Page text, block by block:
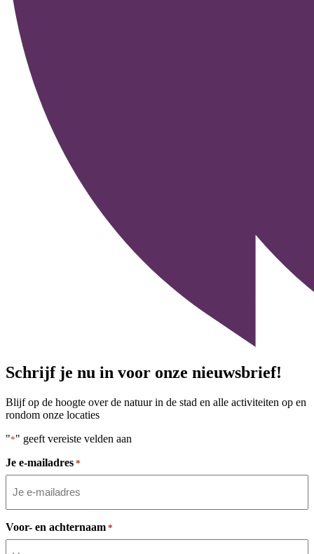
Schrijf je nu in voor onze nieuwsbrief!
Blijf op de hoogte over de natuur in de stad en alle activiteiten op en
rondom onze locaties
"*" geeft vereiste velden aan
Je e-mailadres *
Voor- en achternaam *